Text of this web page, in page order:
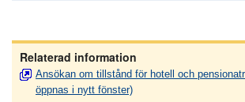
Relaterad information
Ansökan om tillstånd för hotell och
öppnas i nytt fönster)